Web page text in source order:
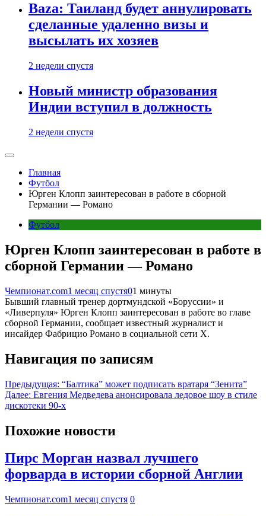
Baza: Таиланд будет аннулировать
сделанные удаленно визы и
высылать их хозяев
2 недели спустя
Новый министр образования
Индии вступил в должность
2 недели спустя
Главная
Футбол
Юрген Клопп заинтересован в работе в сборной
Германии — Романо
Футбол
Юрген Клопп заинтересован в работе в
сборной Германии — Романо
Чемпионат.com1 месяц спустя01 минуты
Бывший главный тренер дортмундской «Боруссии» и
«Ливерпуля» Юрген Клопп заинтересован в работе во главе
сборной Германии, сообщает известный журналист и
инсайдер Фабрицио Романо в социальной сети X.
Навигация по записям
Предыдущая: “Балтика” может подписать вратаря “Зенита”
Далее: Евгения Медведева анонсировала ледовое шоу в стиле
дискотеки 90-х
Похожие новости
Пирс Морган назвал лучшего
форварда в истории сборной Англии
Чемпионат.com1 месяц спустя 0